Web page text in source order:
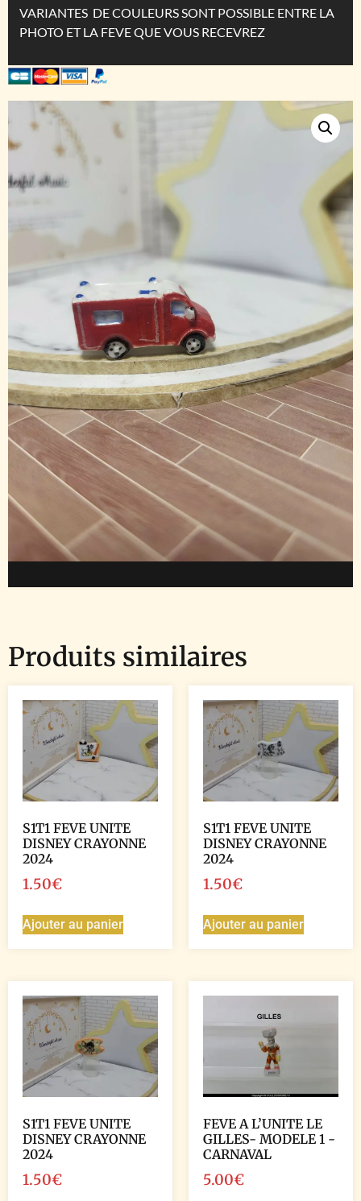
VARIANTES DE COULEURS SONT POSSIBLE ENTRE LA
PHOTO ET LA FEVE QUE VOUS RECEVREZ
Produits similaires
S1T1 FEVE UNITE
DISNEY CRAYONNE
2024
1.50€
Ajouter au panier
S1T1 FEVE UNITE
DISNEY CRAYONNE
2024
1.50€
Ajouter au panier
S1T1 FEVE UNITE
DISNEY CRAYONNE
2024
1.50€
FEVE A L’UNITE LE
GILLES- MODELE 1 -
CARNAVAL
5.00€